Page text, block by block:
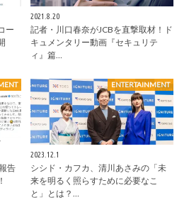
ー
2021.8.20
記者・川口春奈がJCBを直撃取材！ド
キュメンタリー動画『セキュリテ
ィ』篇…
告
ENTERTAINMENT
2023.12.1
シシド・カフカ、清川あさみの「未
来を明るく照らすために必要なこ
と」とは？…